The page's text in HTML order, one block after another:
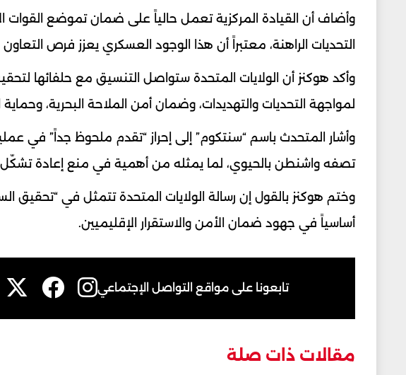
وأضاف أن القيادة المركزية تعمل حالياً على ضمان تموضع
التحديات الراهنة، معتبراً أن هذا الوجود العسكري يعزز فرص
وأكد هوكنز أن الولايات المتحدة ستواصل التنسيق مع حلفائها
لمواجهة التحديات والتهديدات، وضمان أمن الملاحة البحرية،
وأشار المتحدث باسم “سنتكوم” إلى إحراز “تقدم ملحوظ جداً” في
تصفه واشنطن بالحيوي، لما يمثله من أهمية في منع إعادة تشكّل
وختم هوكنز بالقول إن رسالة الولايات المتحدة تتمثل في “تحقيق
أساسياً في جهود ضمان الأمن والاستقرار الإقليميين.
تابعونا على مواقع التواصل الإجتماعي
مقالات ذات صلة